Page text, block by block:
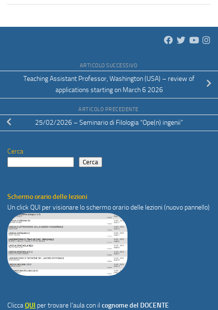
ARTICOLO SUCCESSIVO
Teaching Assistant Professor, Washington (USA) – review of
applications starting on March 6 2026
ARTICOLO PRECEDENTE
25/02/2026 – Seminario di Filologia “Ope(n) ingenii”
Cerca
Cerca
Schermo orario delle lezioni
Un click QUI per visionare lo schermo orario delle lezioni (nuovo pannello)
CliccaQUI per trovare l'aula con il cognome del DOCENTE